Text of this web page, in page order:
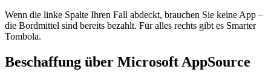
Wenn die linke Spalte Ihren Fall abdeckt, brauchen Sie keine App –
die Bordmittel sind bereits bezahlt. Für alles rechts gibt es Smarter
Tombola.
Beschaffung über Microsoft AppSource